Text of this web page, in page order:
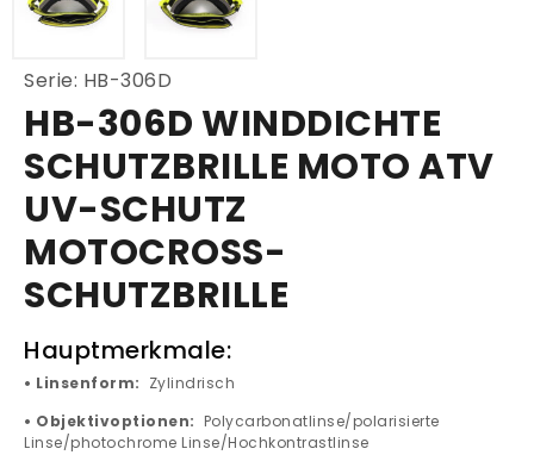
Serie: HB-306D
HB-306D WINDDICHTE
SCHUTZBRILLE MOTO ATV
UV-SCHUTZ
MOTOCROSS-
SCHUTZBRILLE
Hauptmerkmale:
• Linsenform: Zylindrisch
• Objektivoptionen: Polycarbonatlinse/polarisierte
Linse/photochrome Linse/Hochkontrastlinse